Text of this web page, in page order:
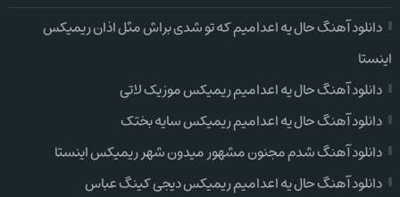
دانلود آهنگ حال یه اعدامیم که تو شدی براش مثل اذان ریمیکس
اینستا
دانلود آهنگ حال یه اعدامیم ریمیکس موزیک لاتی
دانلود آهنگ حال یه اعدامیم ریمیکس سایه بختک
دانلود آهنگ شدم مجنون مشهور میدون شهر ریمیکس اینستا
دانلود آهنگ حال یه اعدامیم ریمیکس دیجی کینگ عباس